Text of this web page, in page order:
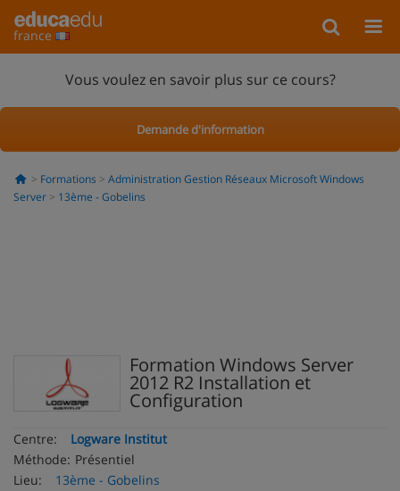
france
Vous voulez en savoir plus sur ce cours?
Demande d'information
Formations
Administration Gestion Réseaux Microsoft Windows
Server
13ème - Gobelins
Formation Windows Server
2012 R2 Installation et
Configuration
Centre:
Logware Institut
Méthode: Présentiel
Lieu:
13ème - Gobelins